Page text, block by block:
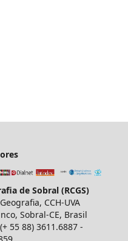
de Sobral (RCGS)
CCH-UVA
Sobral-CE, Brasil
55 88) 3611.6887 -